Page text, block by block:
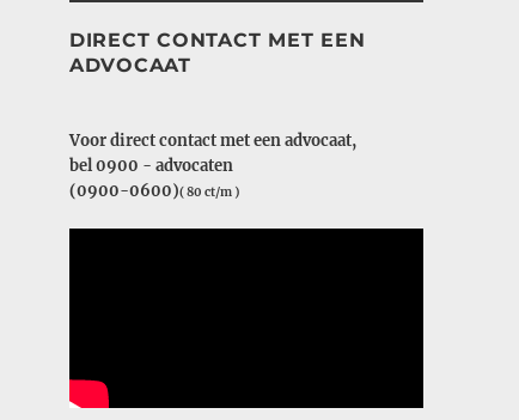
DIRECT CONTACT MET EEN
ADVOCAAT
Voor direct contact met een advocaat,
bel 0900 - advocaten
(0900-0600)( 80 ct/m )